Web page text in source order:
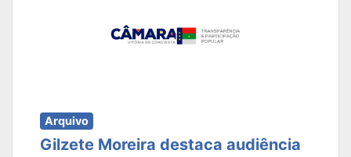
Arquivo
Gilzete Moreira destaca audiência